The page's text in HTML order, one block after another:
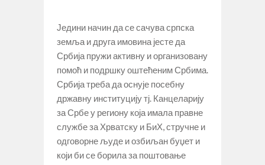
Једини начин да се сачува српска
земља и друга имовина јесте да
Србија пружи активну и организовану
помоћ и подршку оштећеним Србима.
Србија треба да оснује посебну
државну институцију тј. Канцеларију
за Србе у региону која имала правне
службе за Хрватску и БиХ, стручне и
одговорне људе и озбиљан буџет и
који би се борила за поштовање